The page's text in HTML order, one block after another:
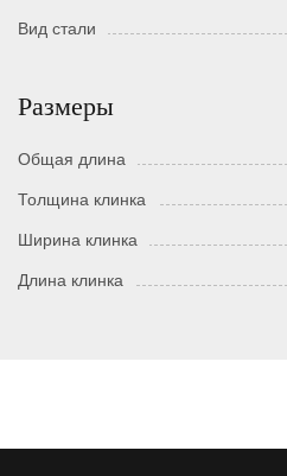
Вид стали
Размеры
Общая длина
Толщина клинка
Ширина клинка
Длина клинка